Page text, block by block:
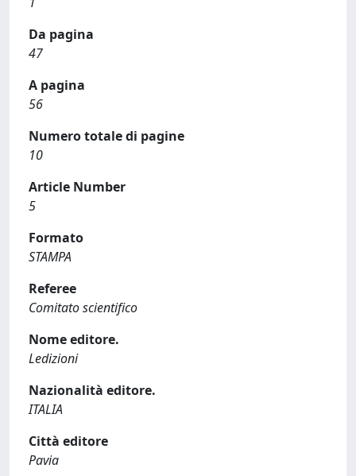
Da pagina
47
A pagina
56
Numero totale di pagine
10
Article Number
5
Formato
STAMPA
Referee
Comitato scientifico
Nome editore.
Ledizioni
Nazionalità editore.
ITALIA
Città editore
Pavia